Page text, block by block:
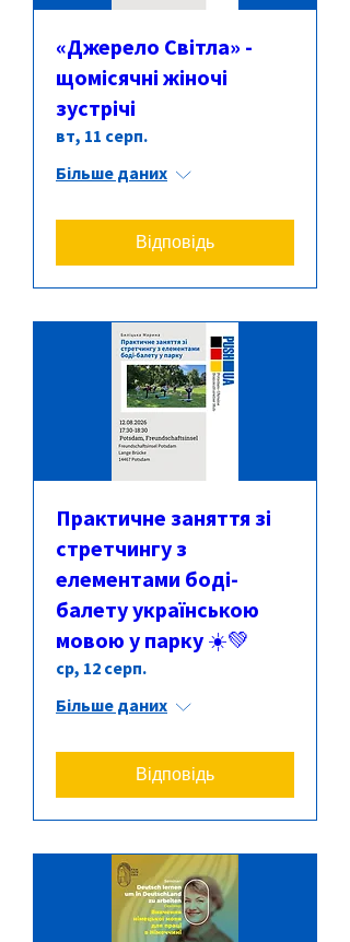
«Джерело Світла» -
щомісячні жіночі
зустрічі
вт, 11 серп.
Більше даних
Відповідь
Практичне заняття зі
стретчингу з
елементами боді-
балету українською
мовою у парку ☀️💚
ср, 12 серп.
Більше даних
Відповідь